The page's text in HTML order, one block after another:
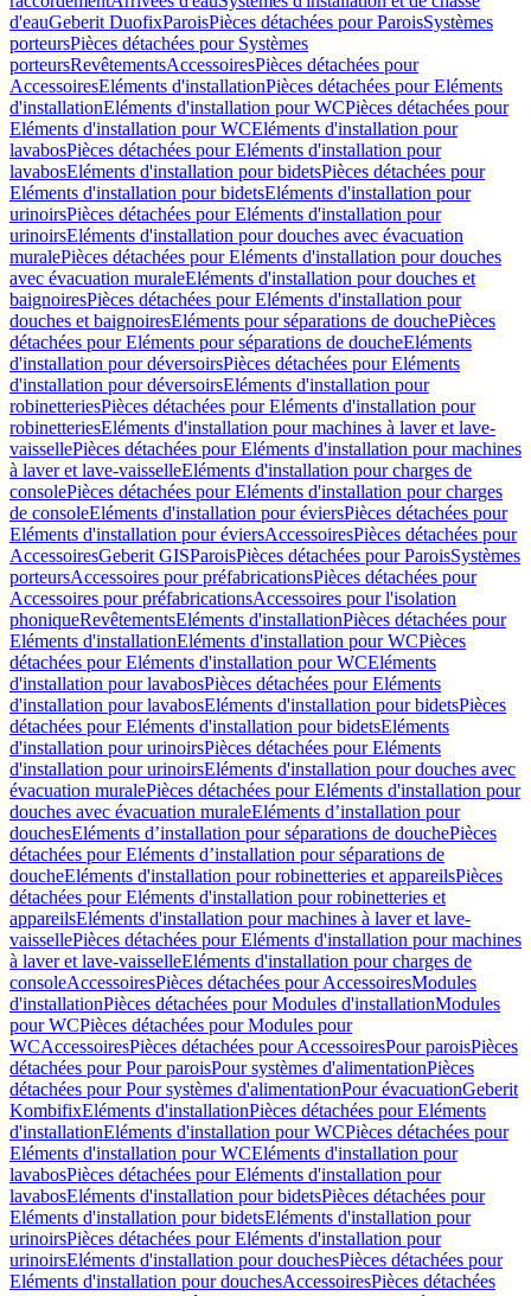
d'eauGeberit DuofixParoisPièces détachées pour ParoisSystèmes
porteursPièces détachées pour Systèmes
porteursRevêtementsAccessoiresPièces détachées pour
AccessoiresEléments d'installationPièces détachées pour Eléments
d'installationEléments d'installation pour WCPièces détachées pour
Eléments d'installation pour WCEléments d'installation pour
lavabosPièces détachées pour Eléments d'installation pour
lavabosEléments d'installation pour bidetsPièces détachées pour
Eléments d'installation pour bidetsEléments d'installation pour
urinoirsPièces détachées pour Eléments d'installation pour
urinoirsEléments d'installation pour douches avec évacuation
muralePièces détachées pour Eléments d'installation pour douches
avec évacuation muraleEléments d'installation pour douches et
baignoiresPièces détachées pour Eléments d'installation pour
douches et baignoiresEléments pour séparations de douchePièces
détachées pour Eléments pour séparations de doucheEléments
d'installation pour déversoirsPièces détachées pour Eléments
d'installation pour déversoirsEléments d'installation pour
robinetteriesPièces détachées pour Eléments d'installation pour
robinetteriesEléments d'installation pour machines à laver et lave-
vaissellePièces détachées pour Eléments d'installation pour machines
à laver et lave-vaisselleEléments d'installation pour charges de
consolePièces détachées pour Eléments d'installation pour charges
de consoleEléments d'installation pour éviersPièces détachées pour
Eléments d'installation pour éviersAccessoiresPièces détachées pour
AccessoiresGeberit GISParoisPièces détachées pour ParoisSystèmes
porteursAccessoires pour préfabricationsPièces détachées pour
Accessoires pour préfabricationsAccessoires pour l'isolation
phoniqueRevêtementsEléments d'installationPièces détachées pour
Eléments d'installationEléments d'installation pour WCPièces
détachées pour Eléments d'installation pour WCEléments
d'installation pour lavabosPièces détachées pour Eléments
d'installation pour lavabosEléments d'installation pour bidetsPièces
détachées pour Eléments d'installation pour bidetsEléments
d'installation pour urinoirsPièces détachées pour Eléments
d'installation pour urinoirsEléments d'installation pour douches avec
évacuation muralePièces détachées pour Eléments d'installation pour
douches avec évacuation muraleEléments d’installation pour
douchesEléments d’installation pour séparations de douchePièces
détachées pour Eléments d’installation pour séparations de
doucheEléments d'installation pour robinetteries et appareilsPièces
détachées pour Eléments d'installation pour robinetteries et
appareilsEléments d'installation pour machines à laver et lave-
vaissellePièces détachées pour Eléments d'installation pour machines
à laver et lave-vaisselleEléments d'installation pour charges de
consoleAccessoiresPièces détachées pour AccessoiresModules
d'installationPièces détachées pour Modules d'installationModules
pour WCPièces détachées pour Modules pour
WCAccessoiresPièces détachées pour AccessoiresPour paroisPièces
détachées pour Pour paroisPour systèmes d'alimentationPièces
détachées pour Pour systèmes d'alimentationPour évacuationGeberit
KombifixEléments d'installationPièces détachées pour Eléments
d'installationEléments d'installation pour WCPièces détachées pour
Eléments d'installation pour WCEléments d'installation pour
lavabosPièces détachées pour Eléments d'installation pour
lavabosEléments d'installation pour bidetsPièces détachées pour
Eléments d'installation pour bidetsEléments d'installation pour
urinoirsPièces détachées pour Eléments d'installation pour
urinoirsEléments d'installation pour douchesPièces détachées pour
Eléments d'installation pour douchesAccessoiresPièces détachées